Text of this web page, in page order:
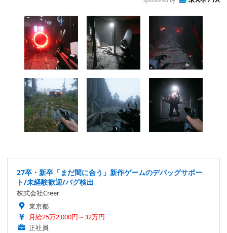
27卒・新卒「まだ間に合う」新作ゲームのデバッグサポー
ト/未経験歓迎/バグ検出
株式会社Creer
東京都
月給25万2,000円～32万円
正社員